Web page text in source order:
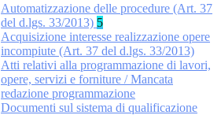
Automatizzazione delle procedure (Art. 37
del d.lgs. 33/2013) 5
Acquisizione interesse realizzazione opere
incompiute (Art. 37 del d.lgs. 33/2013)
Atti relativi alla programmazione di lavori,
opere, servizi e forniture / Mancata
redazione programmazione
Documenti sul sistema di qualificazione